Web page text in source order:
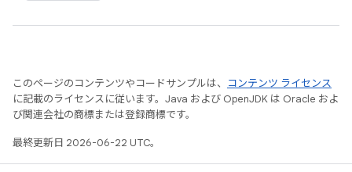
このページのコンテンツやコードサンプルは、
コンテンツ ライセンス
に記載のライセンスに従います。Java および OpenJDK は Oracle およ
び関連会社の商標または登録商標です。
最終更新日 2026-06-22 UTC。